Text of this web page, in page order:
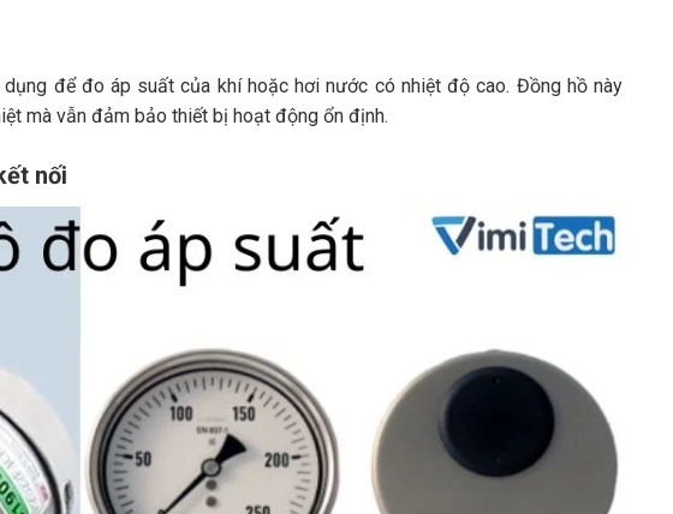
để đo áp suất của khí hoặc hơi nước có nhiệt độ cao. Đồng hồ này
mà vẫn đảm bảo thiết bị hoạt động ổn định.
nối